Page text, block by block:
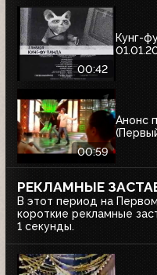
00:42
Кунг-
00:59
Анонс
РЕКЛАМНЫЕ
В этот период на
короткие рекламные
1 секунды.